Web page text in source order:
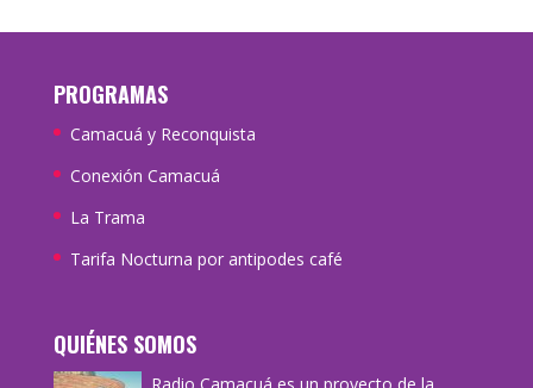
PROGRAMAS
Camacuá y Reconquista
Conexión Camacuá
La Trama
Tarifa Nocturna por antipodes café
QUIÉNES SOMOS